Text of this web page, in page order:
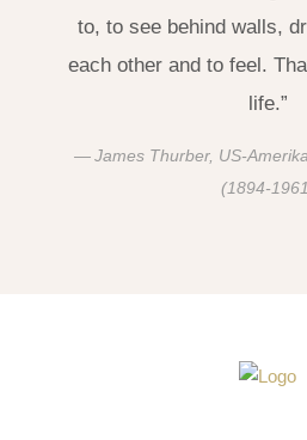
to, to see behind walls,
each other and to feel.
life.”
James Thurber, US-
(1894-